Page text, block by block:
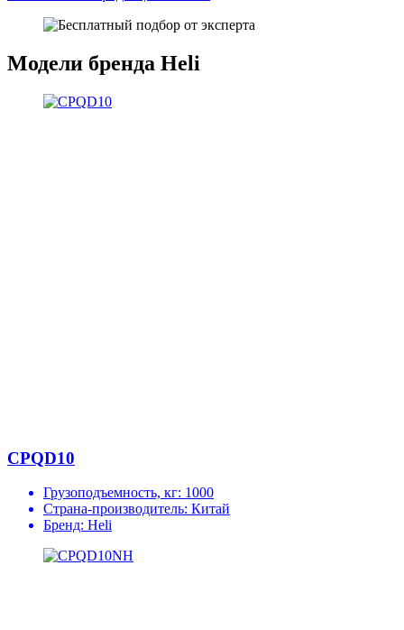
Модели бренда Heli
CPQD10
Грузоподъемность, кг: 1000
Страна-производитель: Китай
Бренд: Heli